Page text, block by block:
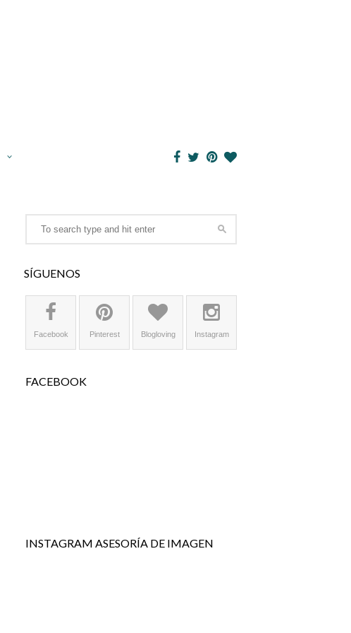
SÍGUENOS
Facebook Pinterest Blogloving Instagram
FACEBOOK
INSTAGRAM ASESORÍA DE IMAGEN